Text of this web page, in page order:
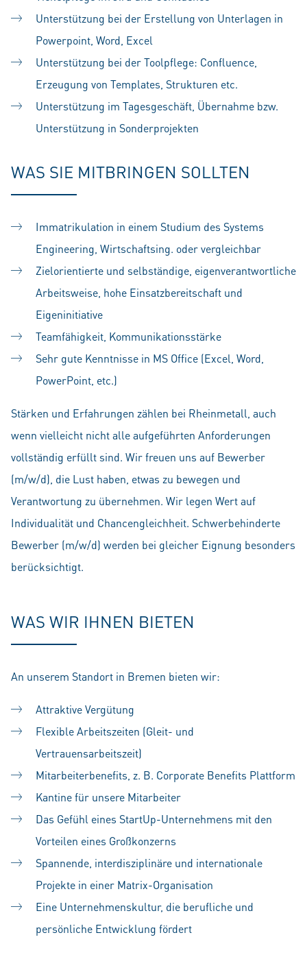
Unterstützung bei der Erstellung von Unterlagen in
Powerpoint, Word, Excel
Unterstützung bei der Toolpflege: Confluence,
Erzeugung von Templates, Strukturen etc.
Unterstützung im Tagesgeschäft, Übernahme bzw.
Unterstützung in Sonderprojekten
WAS SIE MITBRINGEN SOLLTEN
Immatrikulation in einem Studium des Systems
Engineering, Wirtschaftsing. oder vergleichbar
Zielorientierte und selbständige, eigenverantwortliche
Arbeitsweise, hohe Einsatzbereitschaft und
Eigeninitiative
Teamfähigkeit, Kommunikationsstärke
Sehr gute Kenntnisse in MS Office (Excel, Word,
PowerPoint, etc.)
Stärken und Erfahrungen zählen bei Rheinmetall, auch
wenn vielleicht nicht alle aufgeführten Anforderungen
vollständig erfüllt sind. Wir freuen uns auf Bewerber
(m/w/d), die Lust haben, etwas zu bewegen und
Verantwortung zu übernehmen. Wir legen Wert auf
Individualität und Chancengleichheit. Schwerbehinderte
Bewerber (m/w/d) werden bei gleicher Eignung besonders
berücksichtigt.
WAS WIR IHNEN BIETEN
An unserem Standort in Bremen bieten wir:
Attraktive Vergütung
Flexible Arbeitszeiten (Gleit- und
Vertrauensarbeitszeit)
Mitarbeiterbenefits, z. B. Corporate Benefits Plattform
Kantine für unsere Mitarbeiter
Das Gefühl eines StartUp-Unternehmens mit den
Vorteilen eines Großkonzerns
Spannende, interdisziplinäre und internationale
Projekte in einer Matrix-Organisation
Eine Unternehmenskultur, die berufliche und
persönliche Entwicklung fördert